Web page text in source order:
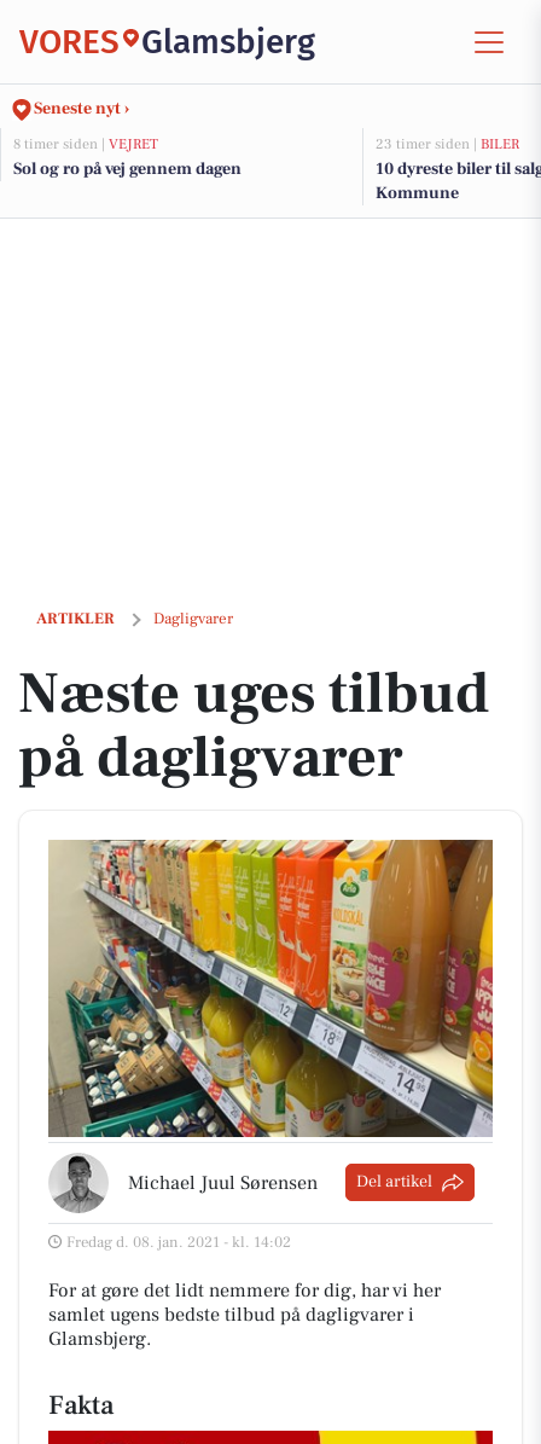
VORES Glamsbjerg
Seneste nyt ›
8 timer siden | VEJRET
Sol og ro på vej gennem dagen
23 timer siden | BILER
10 dyreste biler til
Kommune
ARTIKLER Dagligvarer
Næste uges tilbud på dagligvarer
Næste uges tilbud
på dagligvarer
Michael Juul Sørensen Del artikel
Fredag d. 08. jan. 2021 - kl. 14:02
For at gøre det lidt nemmere for dig, har vi her
samlet ugens bedste tilbud på dagligvarer i
Glamsbjerg.
Fakta